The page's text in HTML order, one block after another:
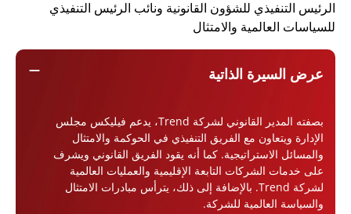
الرئيس التنفيذي للشؤون القانونية ونائب الرئيس التنفيذي
للسياسات العالمية والامتثال
عرض السيرة الذاتية remove
بصفته المدير القانوني لشركة Trend، يدعم فيليكس مجلس
الإدارة ويتعاون مع الفريق التنفيذي في الحوكمة والامتثال
والمسائل الاستراتيجية. كما أنه يقود الفريق القانوني ويشرف
على خدمات الشركات التابعة الإقليمية والعمليات العالمية
لشركة Trend. بالإضافة إلى ذلك، يترأس مبادرات الامتثال
والسياسة العالمية للشركة.